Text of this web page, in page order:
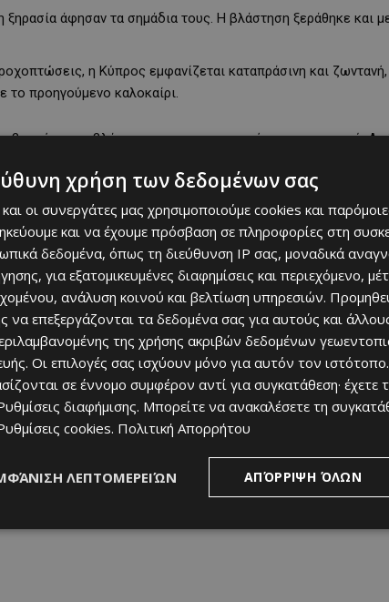
άφησαν τα σημάδια τους. Η βλάστηση ξεράθηκε και
η Κύπρος εμφανίζεται καταπράσινη και ζωντανή,
προηγούμενο καλοκαίρι.
βροχή για τη βλάστηση και τα οικοσυστήματα του νησιού.
και υπενθυμίζει τη λεπτή ισορροπία ανάμεσα
επίσης από επιστήμονες για να
χρήση της γης. Για εμάς όμως, τους ντόπιους και τους
σε μια χρονιά μπορεί να αλλάξει από καφέ και ξηρό σε
χρήση των δεδομένων σας
και οι συνεργάτες μας χρησιμοποιούμε cookies και
και να έχουμε πρόσβαση σε πληροφορίες στη
δεδομένα, όπως τη διεύθυνση IP σας, μοναδικά
για εξατομικευμένες διαφημίσεις και περιεχόμενο,
ανάλυση κοινού και βελτίωση υπηρεσιών.
να επεξεργάζονται τα δεδομένα σας για αυτούς και
της χρήσης ακριβών δεδομένων
Οι επιλογές σας ισχύουν μόνο για αυτόν τον
σε έννομο συμφέρον αντί για συγκατάθεση· έχετε
διαφήμισης. Μπορείτε να ανακαλέσετε τη
cookies. Πολιτική Απορρήτου
ΑΠΌΡΡΙΨΗ ΌΛΩΝ
ΛΕΠΤΟΜΕΡΕΙΏΝ